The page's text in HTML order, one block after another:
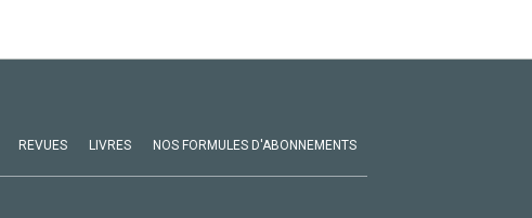
REVUES LIVRES NOS FORMULES D'ABONNEMENTS